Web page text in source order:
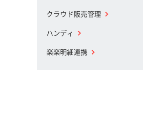
クラウド販売管理
ハンディ
楽楽明細連携